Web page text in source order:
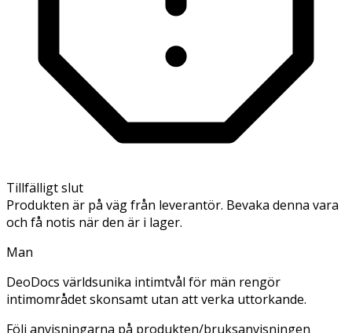
Tillfälligt slut
Produkten är på väg från leverantör. Bevaka denna vara
och få notis när den är i lager.
Man
DeoDocs världsunika intimtvål för män rengör
intimområdet skonsamt utan att verka uttorkande.
Följ anvisningarna på produkten/bruksanvisningen